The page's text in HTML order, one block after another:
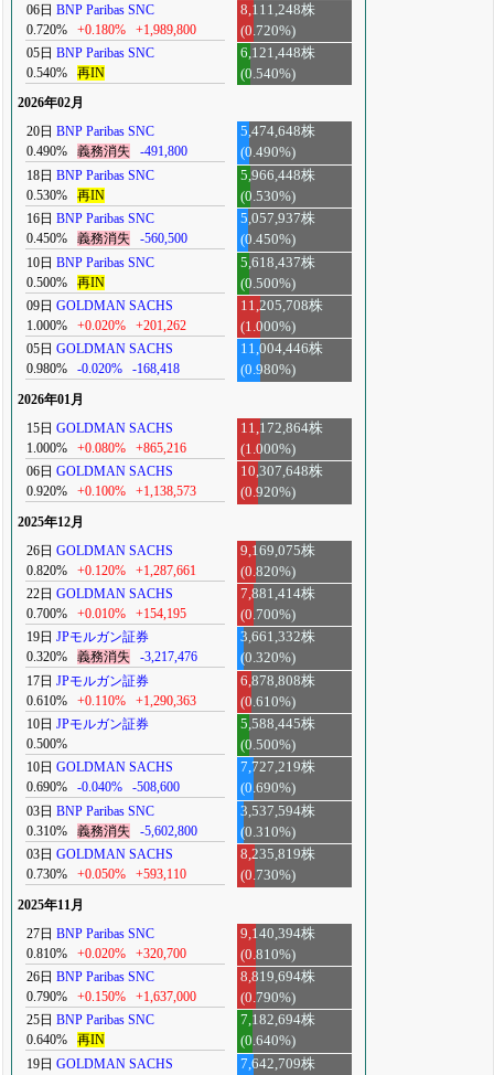
06日 BNP Paribas SNC
0.720%
+0.180% +1,989,800
8,111,248株
(0.720%)
05日 BNP Paribas SNC
0.540%
再IN
6,121,448株
(0.540%)
2026年02月
20日 BNP Paribas SNC
0.490%
義務消失 -491,800
5,474,648株
(0.490%)
18日 BNP Paribas SNC
0.530%
再IN
5,966,448株
(0.530%)
16日 BNP Paribas SNC
0.450%
義務消失 -560,500
5,057,937株
(0.450%)
10日 BNP Paribas SNC
0.500%
再IN
5,618,437株
(0.500%)
09日 GOLDMAN SACHS
1.000%
+0.020% +201,262
11,205,708株
(1.000%)
05日 GOLDMAN SACHS
0.980%
-0.020% -168,418
11,004,446株
(0.980%)
2026年01月
15日 GOLDMAN SACHS
1.000%
+0.080% +865,216
11,172,864株
(1.000%)
06日 GOLDMAN SACHS
0.920%
+0.100% +1,138,573
10,307,648株
(0.920%)
2025年12月
26日 GOLDMAN SACHS
0.820%
+0.120% +1,287,661
9,169,075株
(0.820%)
22日 GOLDMAN SACHS
0.700%
+0.010% +154,195
7,881,414株
(0.700%)
19日 JPモルガン証券
0.320%
義務消失 -3,217,476
3,661,332株
(0.320%)
17日 JPモルガン証券
0.610%
+0.110% +1,290,363
6,878,808株
(0.610%)
10日 JPモルガン証券
0.500%
5,588,445株
(0.500%)
10日 GOLDMAN SACHS
0.690%
-0.040% -508,600
7,727,219株
(0.690%)
03日 BNP Paribas SNC
0.310%
義務消失 -5,602,800
3,537,594株
(0.310%)
03日 GOLDMAN SACHS
0.730%
+0.050% +593,110
8,235,819株
(0.730%)
2025年11月
27日 BNP Paribas SNC
0.810%
+0.020% +320,700
9,140,394株
(0.810%)
26日 BNP Paribas SNC
0.790%
+0.150% +1,637,000
8,819,694株
(0.790%)
25日 BNP Paribas SNC
0.640%
再IN
7,182,694株
(0.640%)
19日 GOLDMAN SACHS 7,642,709株